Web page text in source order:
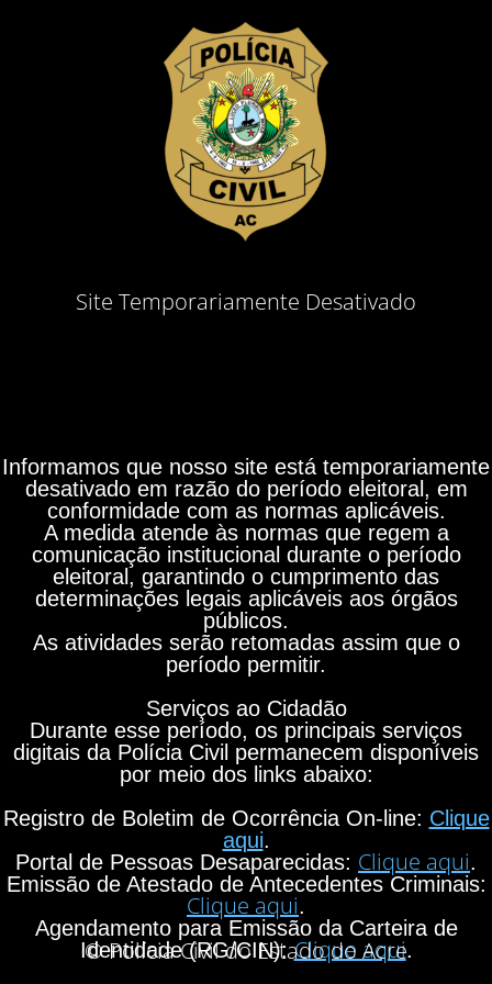
Site Temporariamente Desativado
Informamos que nosso site está temporariamente
desativado em razão do período eleitoral, em
conformidade com as normas aplicáveis.
A medida atende às normas que regem a
comunicação institucional durante o período
eleitoral, garantindo o cumprimento das
determinações legais aplicáveis aos órgãos
públicos.
As atividades serão retomadas assim que o
período permitir.
Serviços ao Cidadão
Durante esse período, os principais serviços
digitais da Polícia Civil permanecem disponíveis
por meio dos links abaixo:
Registro de Boletim de Ocorrência On-line: Clique
aqui.
Portal de Pessoas Desaparecidas: Clique aqui.
Emissão de Atestado de Antecedentes Criminais:
Clique aqui.
Agendamento para Emissão da Carteira de
Identidade (RG/CIN):Clique aqui.
© Polícia Civil do Estado do Acre